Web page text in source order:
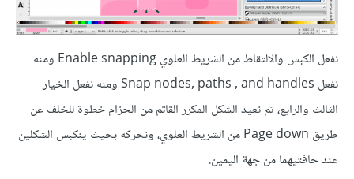
نفعل الكبس والالتقاط من الشريط العلوي Enable snapping ومنه
نفعل Snap nodes, paths , and handles ومنه نفعل الخيار
الثالث والرابع، ثم نعيد الشكل المكرر القاتم من الحزام خطوة للخلف عن
طريق Page down من الشريط العلوي، ونحركه بحيث ينكبس الشكلين
عند حافتيهما من جهة اليمين.